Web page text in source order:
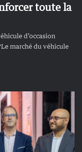
toute la
d’occasion
marché du véhicule